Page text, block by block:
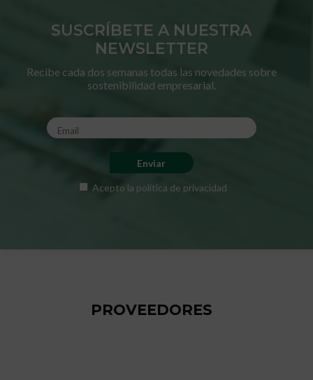
SUSCRÍBETE A NUESTRA
NEWSLETTER
Recibe cada dos semanas todas las novedades sobre
sostenibilidad empresarial.
Acepto la política de privacidad
PROVEEDORES